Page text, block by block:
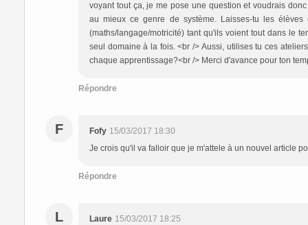
voyant tout ça, je me pose une question et voudrais
au mieux ce genre de système. Laisses-tu les
(maths/langage/motricité) tant qu'ils voient tout dans le
seul domaine à la fois. <br /> Aussi, utilises tu ces
chaque apprentissage?<br /> Merci d'avance pour ton
Répondre
F Fofy 15/03/2017 18:30
Je crois qu'il va falloir que je m'attele à un nouvel article
Répondre
L Laure 15/03/2017 18:25